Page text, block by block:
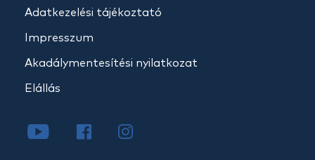
Adatkezelési tájékoztató
Impresszum
Akadálymentesítési nyilatkozat
Elállás